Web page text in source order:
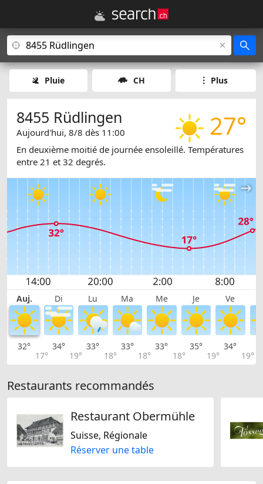
Pluie CH Plus
27°
8455 Rüdlingen
Aujourd'hui, 8/8 dès 11:00
En deuxième moitié de journée ensoleillé. Températures
entre 21 et 32 degrés.
Auj. Di Lu Ma Me Je Ve
32°
17°
34°
19°
33°
18°
33°
18°
33°
18°
35°
19°
34°
19°
Restaurants recommandés
Restaurant Obermühle
Suisse, Régionale
Réserver une table